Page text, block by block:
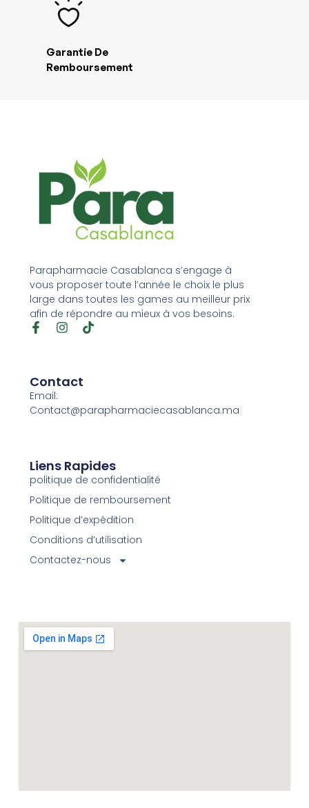
Garantie De
Remboursement
Parapharmacie Casablanca s’engage à
vous proposer toute l’année le choix le plus
large dans toutes les games au meilleur prix
afin de répondre au mieux à vos besoins.
Contact
Email:
Contact@parapharmaciecasablanca.ma
Liens Rapides
politique de confidentialité
Politique de remboursement
Politique d’expédition
Conditions d’utilisation
Contactez-nous